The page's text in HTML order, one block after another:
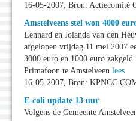
16-05-2007, Bron: Actiecomité
Amstelveens stel won 4000
Lennard en Jolanda van den
afgelopen vrijdag 11 mei 2007
3000 euro en 1000 euro
Primafoon te Amstelveen lees
16-05-2007, Bron: KPNCC
E-coli update 13 uur
Volgens de Gemeente